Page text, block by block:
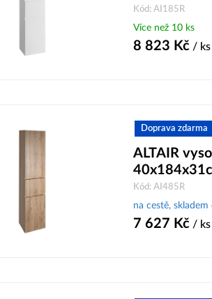
Kód: AI185R
Více než 10 ks
8 823 Kč / ks
Doprava zdarma
ALTAIR
Kód: AI485R
na cestě,
7 627 Kč / ks